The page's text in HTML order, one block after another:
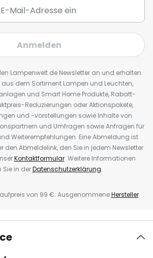
Anmelden
Lampenwelt.de Newsletter an und erhalten
aus dem Sortiment Lampen und Leuchten,
und Smart Home Produkte, Rabatt-
Reduzierungen oder Aktionspakete,
und -vorstellungen sowie Inhalte von
und Umfragen sowie Anfragen für
Weiterempfehlungen. Eine Abmeldung ist
den Abmeldelink, den Sie in jedem Newsletter
Kontaktformular. Weitere Informationen
Sie in derDatenschutzerklärung.
von 99 €. AusgenommeneHersteller.